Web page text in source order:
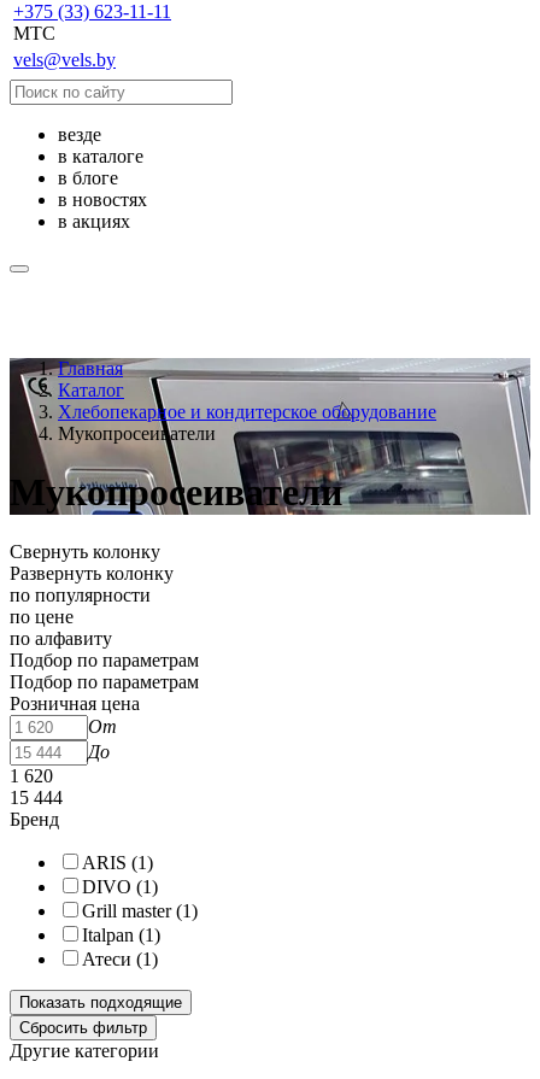
+375 (33) 623-11-11
MTC
vels@vels.by
везде
в каталоге
в блоге
в новостях
в акциях
Главная
Каталог
Хлебопекарное и кондитерское оборудование
Мукопросеиватели
Мукопросеиватели
Свернуть колонку
Развернуть колонку
по популярности
по цене
по алфавиту
Подбор по параметрам
Подбор по параметрам
Розничная цена
От
До
1 620
15 444
Бренд
ARIS (1)
DIVO (1)
Grill master (1)
Italpan (1)
Атеси (1)
Другие категории